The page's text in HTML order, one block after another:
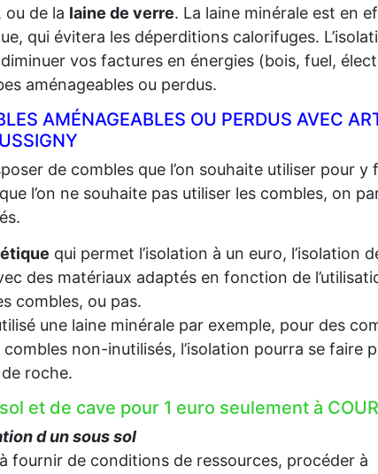
, ou de la laine de verre. La laine minérale est en
qui évitera les déperditions calorifuges.
vos factures en énergies (bois, fuel,
aménageables ou perdus.
AMÉNAGEABLES OU PERDUS AVEC
de combles que l’on souhaite utiliser pour y
l’on ne souhaite pas utiliser les combles, on
qui permet l’isolation à un euro, l’isolation
des matériaux adaptés en fonction de
combles, ou pas.
une laine minérale par exemple, pour des
non-inutilisés, l’isolation pourra se faire
roche.
et de cave pour 1 euro seulement à
d un sous sol
fournir de conditions de ressources, procéder à